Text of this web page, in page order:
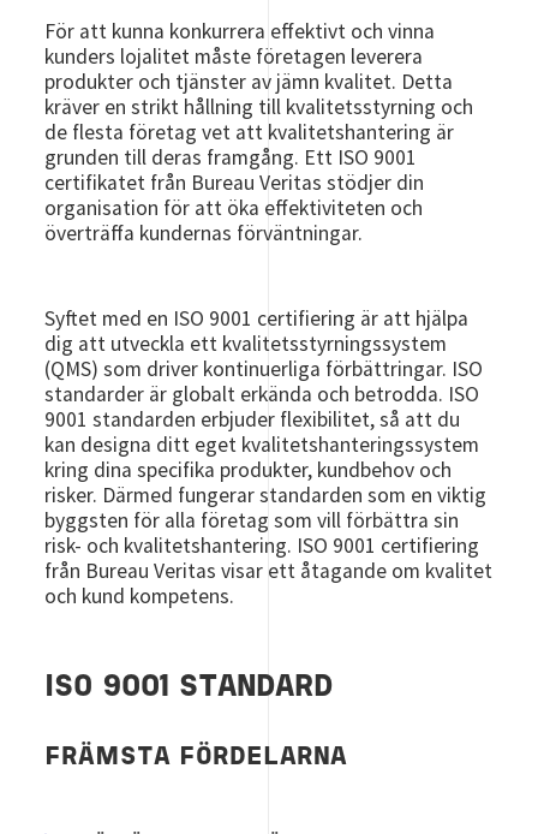
För att kunna konkurrera effektivt och vinna
kunders lojalitet måste företagen leverera
produkter och tjänster av jämn kvalitet. Detta
kräver en strikt hållning till kvalitetsstyrning och
de flesta företag vet att kvalitetshantering är
grunden till deras framgång. Ett ISO 9001
certifikatet från Bureau Veritas stödjer din
organisation för att öka effektiviteten och
överträffa kundernas förväntningar.
Syftet med en ISO 9001 certifiering är att hjälpa
dig att utveckla ett kvalitetsstyrningssystem
(QMS) som driver kontinuerliga förbättringar. ISO
standarder är globalt erkända och betrodda. ISO
9001 standarden erbjuder flexibilitet, så att du
kan designa ditt eget kvalitetshanteringssystem
kring dina specifika produkter, kundbehov och
risker. Därmed fungerar standarden som en viktig
byggsten för alla företag som vill förbättra sin
risk- och kvalitetshantering. ISO 9001 certifiering
från Bureau Veritas visar ett åtagande om kvalitet
och kund kompetens.
ISO 9001 STANDARD
FRÄMSTA FÖRDELARNA